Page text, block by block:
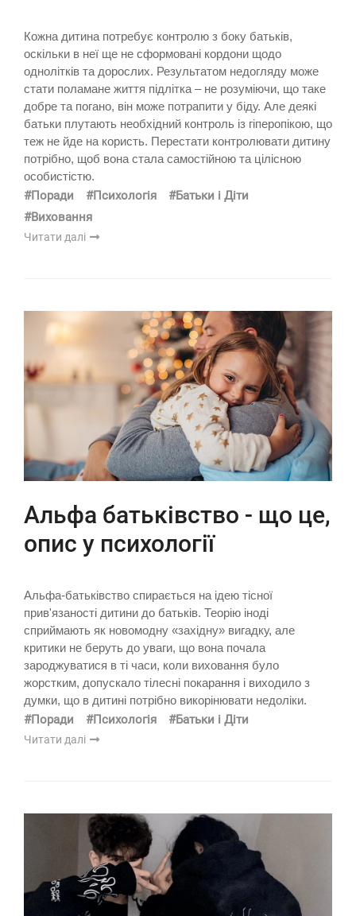
Кожна дитина потребує контролю з боку батьків,
оскільки в неї ще не сформовані кордони щодо
однолітків та дорослих. Результатом недогляду може
стати поламане життя підлітка – не розуміючи, що таке
добре та погано, він може потрапити у біду. Але деякі
батьки плутають необхідний контроль із гіперопікою, що
теж не йде на користь. Перестати контролювати дитину
потрібно, щоб вона стала самостійною та цілісною
особистістю.
#Поради #Психологія
#Батьки і Діти
#Виховання
Читати далі
Альфа батьківство - що це,
опис у психології
Альфа-батьківство спирається на ідею тісної
прив'язаності дитини до батьків. Теорію іноді
сприймають як новомодну «західну» вигадку, але
критики не беруть до уваги, що вона почала
зароджуватися в ті часи, коли виховання було
жорстким, допускало тілесні покарання і виходило з
думки, що в дитині потрібно викорінювати недоліки.
#Поради #Психологія #Батьки і Діти
Читати далі